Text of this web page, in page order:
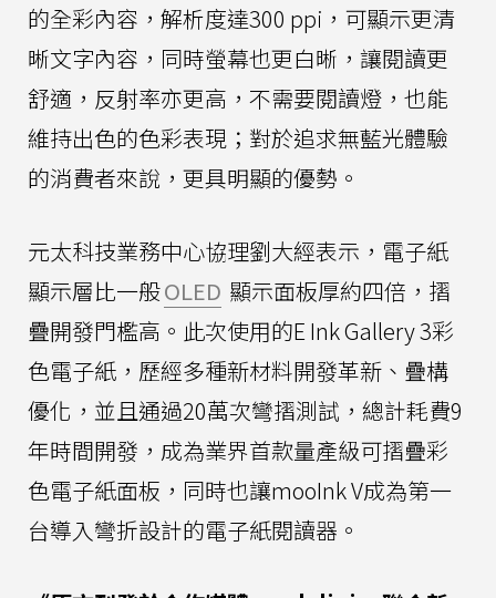
的全彩內容，解析度達300 ppi，可顯示更清
晰文字內容，同時螢幕也更白晰，讓閱讀更
舒適，反射率亦更高，不需要閱讀燈，也能
維持出色的色彩表現；對於追求無藍光體驗
的消費者來說，更具明顯的優勢。
元太科技業務中心協理劉大經表示，電子紙
顯示層比一般OLED 顯示面板厚約四倍，摺
疊開發門檻高。此次使用的E Ink Gallery 3彩
色電子紙，歷經多種新材料開發革新、疊構
優化，並且通過20萬次彎摺測試，總計耗費9
年時間開發，成為業界首款量產級可摺疊彩
色電子紙面板，同時也讓mooInk V成為第一
台導入彎折設計的電子紙閱讀器。